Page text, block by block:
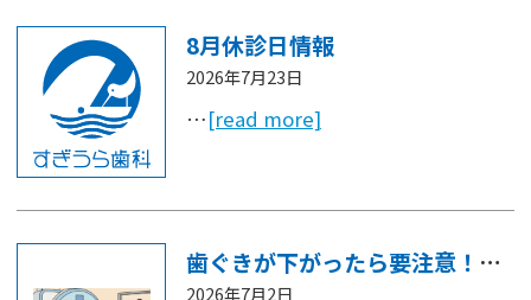
8月休診日情報
2026年7月23日
…[read more]
歯ぐきが下がったら要注意！大人に多い根元むし歯
2026年7月2日